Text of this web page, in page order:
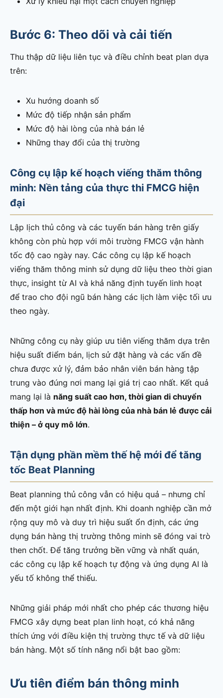
Bước 6: Theo dõi và cải tiến
Thu thập dữ liệu liên tục và điều chỉnh beat plan dựa
trên:
Xu hướng doanh số
Mức độ tiếp nhận sản phẩm
Mức độ hài lòng của nhà bán lẻ
Những thay đổi của thị trường
Công cụ lập kế hoạch viếng thăm thông
minh: Nền tảng của thực thi FMCG hiện
đại
Lập lịch thủ công và các tuyến bán hàng trên giấy
không còn phù hợp với môi trường FMCG vận hành
tốc độ cao ngày nay. Các công cụ lập kế hoạch
viếng thăm thông minh sử dụng dữ liệu theo thời gian
thực, insight từ AI và khả năng định tuyến linh hoạt
để trao cho đội ngũ bán hàng các lịch làm việc tối ưu
theo ngày.
Những công cụ này giúp ưu tiên viếng thăm dựa trên
hiệu suất điểm bán, lịch sử đặt hàng và các vấn đề
chưa được xử lý, đảm bảo nhân viên bán hàng tập
trung vào đúng nơi mang lại giá trị cao nhất. Kết quả
mang lại là năng suất cao hơn, thời gian di chuyển
thấp hơn và mức độ hài lòng của nhà bán lẻ được cải
thiện – ở quy mô lớn.
Tận dụng phần mềm thế hệ mới để tăng
tốc Beat Planning
Beat planning thủ công vẫn có hiệu quả – nhưng chỉ
đến một giới hạn nhất định. Khi doanh nghiệp cần mở
rộng quy mô và duy trì hiệu suất ổn định, các ứng
dụng bán hàng thị trường thông minh sẽ đóng vai trò
then chốt. Để tăng trưởng bền vững và nhất quán,
các công cụ lập kế hoạch tự động và ứng dụng AI là
yếu tố không thể thiếu.
Những giải pháp mới nhất cho phép các thương hiệu
FMCG xây dựng beat plan linh hoạt, có khả năng
thích ứng với điều kiện thị trường thực tế và dữ liệu
bán hàng. Một số tính năng nổi bật bao gồm:
Ưu tiên điểm bán thông minh